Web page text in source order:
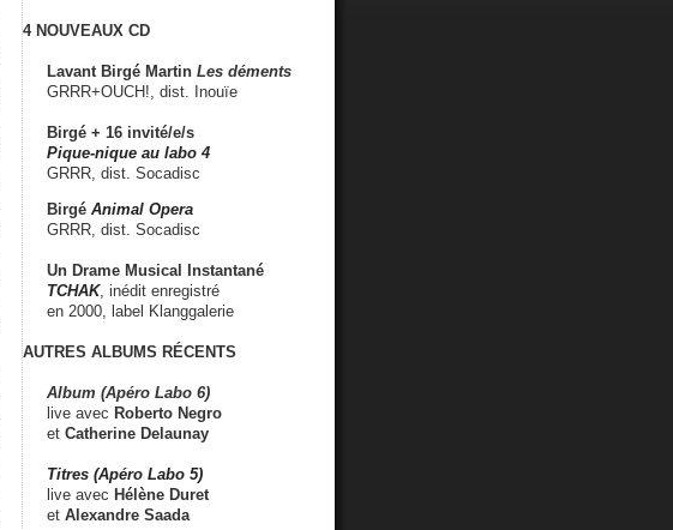
4 NOUVEAUX CD
Lavant Birgé Martin Les déments
GRRR+OUCH!, dist. Inouïe
Birgé + 16 invité/e/s
Pique-nique au labo 4
GRRR, dist. Socadisc
Birgé Animal Opera
GRRR, dist. Socadisc
Un Drame Musical Instantané
TCHAK, inédit enregistré
en 2000, label Klanggalerie
AUTRES ALBUMS RÉCENTS
Album (Apéro Labo 6)
live avec Roberto Negro
et Catherine Delaunay
Titres (Apéro Labo 5)
live avec Hélène Duret
et Alexandre Saada